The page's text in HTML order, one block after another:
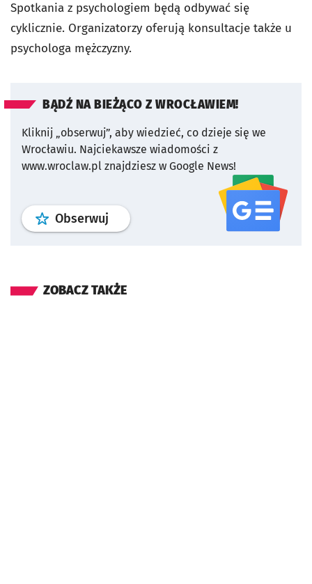
Spotkania z psychologiem będą odbywać się
cyklicznie. Organizatorzy oferują konsultacje także u
psychologa mężczyzny.
BĄDŹ NA BIEŻĄCO Z WROCŁAWIEM!
Kliknij „obserwuj”, aby wiedzieć, co dzieje się we
Wrocławiu. Najciekawsze wiadomości z
www.wroclaw.pl znajdziesz w Google News!
Obserwuj profil serwisu
ZOBACZ TAKŻE